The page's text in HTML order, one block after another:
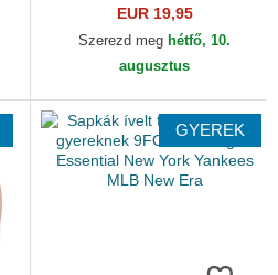
Essential New York Yankees
MLB New Era
EUR 19,95
Szerezd meg hétfő, 10.
augusztus
GYEREK